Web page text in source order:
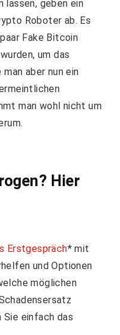
lassen, geben ein
Roboter ab. Es
Fake Bitcoin
um das
aber nun ein
man wohl nicht um
Hier
Erstgespräch* mit
und Optionen
möglichen
Sie einfach das